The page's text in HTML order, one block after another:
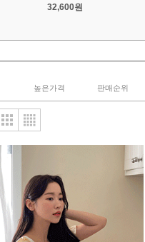
높은가격 판매순위